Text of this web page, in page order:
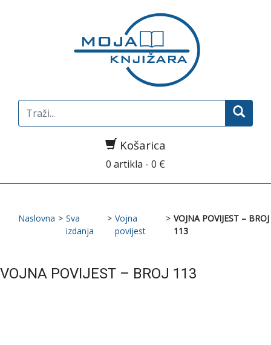
Search
for:
Košarica
0 artikla - 0 €
Naslovna > Sva
izdanja
> Vojna
povijest
> VOJNA POVIJEST – BROJ
113
VOJNA POVIJEST – BROJ 113